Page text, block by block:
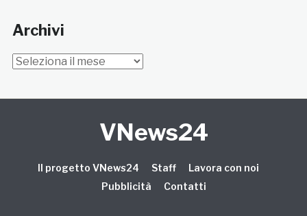
Archivi
Archivi
VNews24
Il progetto VNews24 Staff
Lavora con noi
Pubblicità
Contatti